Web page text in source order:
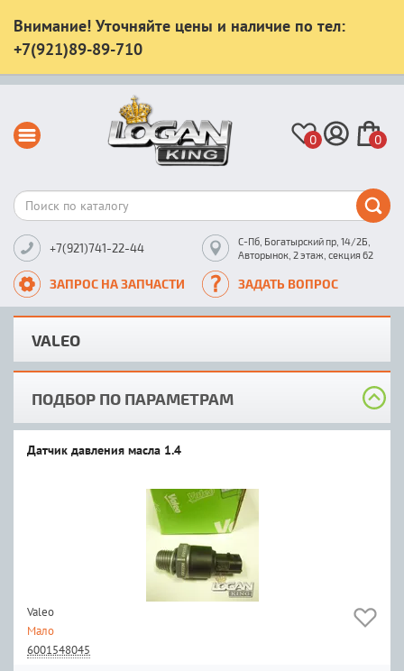
Внимание! Уточняйте цены и наличие по тел:
+7(921)89-89-710
0 0
+7(921)741-22-44
С-Пб, Богатырский пр, 14/2Б,
Авторынок, 2 этаж, секция 62
ЗАПРОС НА ЗАПЧАСТИ ЗАДАТЬ ВОПРОС
VALEO
ПОДБОР ПО ПАРАМЕТРАМ
Датчик давления масла 1.4
Valeo
Мало
6001548045